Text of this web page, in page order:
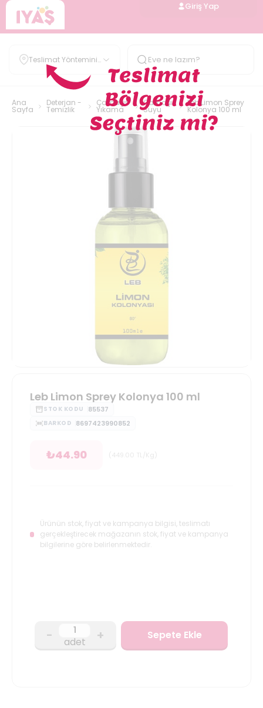
Giriş Yap
Teslimat Yöntemini
Belirle
Ana
Sayfa
Deterjan -
Temizlik
Çamaşır
Yıkama
Çamaşır
Suyu
Leb Limon Sprey
Kolonya 100 ml
Leb Limon Sprey Kolonya 100 ml
STOK KODU 85537
BARKOD 8697423990852
₺44.90
Ürünün stok, fiyat ve kampanya bilgisi, teslimatı
gerçekleştirecek mağazanın stok, fiyat ve kampanya
bilgilerine göre belirlenmektedir.
- adet + Sepete Ekle